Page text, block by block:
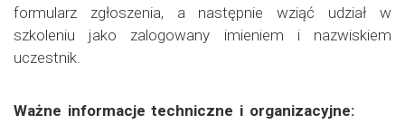
formularz zgłoszenia, a następnie wziąć udział w
szkoleniu jako zalogowany imieniem i nazwiskiem
uczestnik.
Ważne informacje techniczne i organizacyjne: